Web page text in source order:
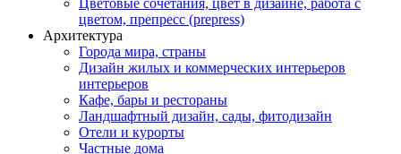
цветом, препресс (prepress)
Архитектура
Города мира, страны
Дизайн жилых и коммерческих интерьеров
интерьеров
Кафе, бары и рестораны
Ландшафтный дизайн, сады, фитодизайн
Отели и курорты
Частные дома